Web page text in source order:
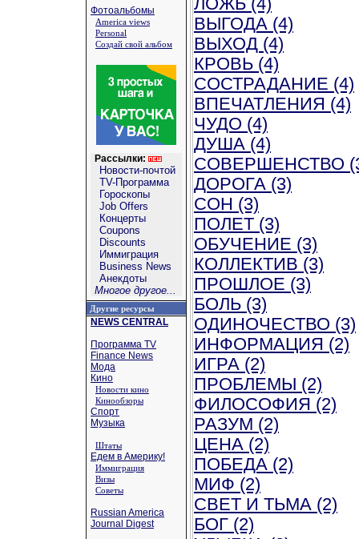
Фотоальбомы
America views
Personal
Создай свой альбом
Рассылки:
Новости-почтой
TV-Программа
Гороскопы
Job Offers
Концерты
Coupons
Discounts
Иммиграция
Business News
Анекдоты
Многое другое...
Другие ресурсы
NEWS CENTRAL
Программа TV
Finance News
Мода
Кино
Новости кино
Кинообзоры
Спорт
Музыка
Штаты
Едем в Америку!
Иммиграция
Визы
Советы
Russian America
Journal Digest
ЛОЖЬ (4)
ВЫГОДА (4)
ВЫХОД (4)
КРОВЬ (4)
СОСТРАДАНИЕ (4)
ВПЕЧАТЛЕНИЯ (4)
ЧУДО (4)
ДУША (4)
СОВЕРШЕНСТВО
ДОРОГА (3)
СОН (3)
ПОЛЕТ (3)
ОБУЧЕНИЕ (3)
КОЛЛЕКТИВ (3)
ПРОШЛОЕ (3)
БОЛЬ (3)
ОДИНОЧЕСТВО (3)
ИНФОРМАЦИЯ (2)
ИГРА (2)
ПРОБЛЕМЫ (2)
ФИЛОСОФИЯ (2)
РАЗУМ (2)
ЦЕНА (2)
ПОБЕДА (2)
МИФ (2)
СВЕТ И ТЬМА (2)
БОГ (2)